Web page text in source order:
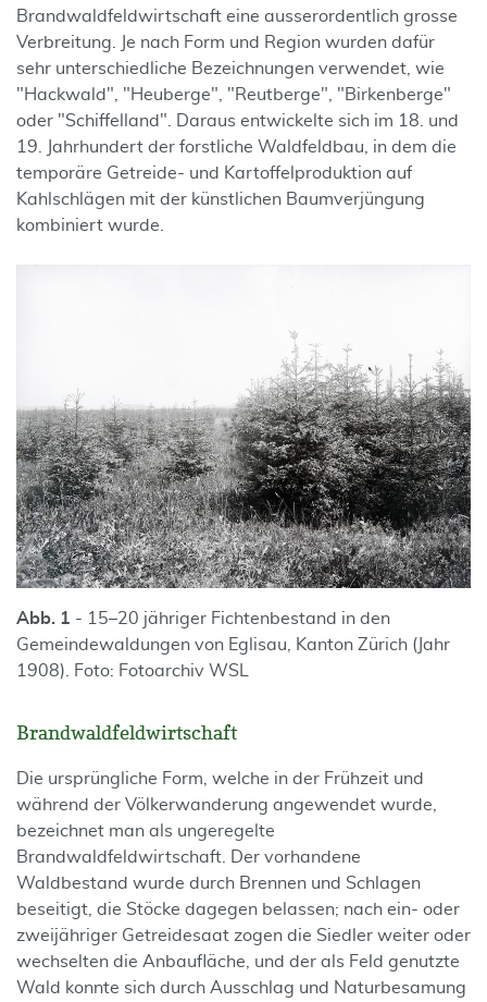
Brandwaldfeldwirtschaft eine ausserordentlich grosse
Verbreitung. Je nach Form und Region wurden dafür
sehr unterschiedliche Bezeichnungen verwendet, wie
"Hackwald", "Heuberge", "Reutberge", "Birkenberge"
oder "Schiffelland". Daraus entwickelte sich im 18. und
19. Jahrhundert der forstliche Waldfeldbau, in dem die
temporäre Getreide- und Kartoffelproduktion auf
Kahlschlägen mit der künstlichen Baumverjüngung
kombiniert wurde.
Abb. 1 - 15–20 jähriger Fichtenbestand in den
Gemeindewaldungen von Eglisau, Kanton Zürich (Jahr
1908). Foto: Fotoarchiv WSL
Brandwaldfeldwirtschaft
Die ursprüngliche Form, welche in der Frühzeit und
während der Völkerwanderung angewendet wurde,
bezeichnet man als ungeregelte
Brandwaldfeldwirtschaft. Der vorhandene
Waldbestand wurde durch Brennen und Schlagen
beseitigt, die Stöcke dagegen belassen; nach ein- oder
zweijähriger Getreidesaat zogen die Siedler weiter oder
wechselten die Anbaufläche, und der als Feld genutzte
Wald konnte sich durch Ausschlag und Naturbesamung